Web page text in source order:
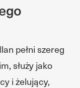
pełni szereg
służy jako
i żelujący,